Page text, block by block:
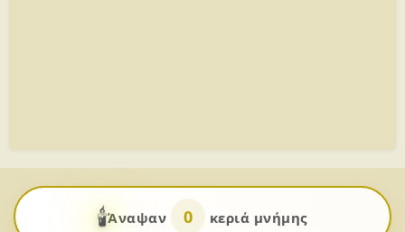
🕯️Άναψαν 0 κεριά μνήμης